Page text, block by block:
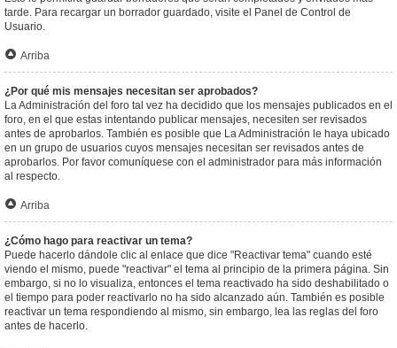
tarde. Para recargar un borrador guardado, visite el Panel de Control de
Usuario.
Arriba
¿Por qué mis mensajes necesitan ser aprobados?
La Administración del foro tal vez ha decidido que los mensajes publicados en el
foro, en el que estas intentando publicar mensajes, necesiten ser revisados
antes de aprobarlos. También es posible que La Administración le haya ubicado
en un grupo de usuarios cuyos mensajes necesitan ser revisados antes de
aprobarlos. Por favor comuníquese con el administrador para más información
al respecto.
Arriba
¿Cómo hago para reactivar un tema?
Puede hacerlo dándole clic al enlace que dice "Reactivar tema" cuando esté
viendo el mismo, puede "reactivar" el tema al principio de la primera página. Sin
embargo, si no lo visualiza, entonces el tema reactivado ha sido deshabilitado o
el tiempo para poder reactivarlo no ha sido alcanzado aún. También es posible
reactivar un tema respondiendo al mismo, sin embargo, lea las reglas del foro
antes de hacerlo.